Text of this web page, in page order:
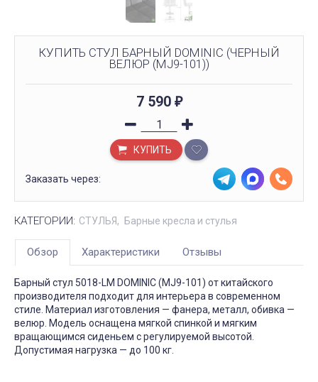
КУПИТЬ СТУЛ БАРНЫЙ DOMINIC (ЧЕРНЫЙ
ВЕЛЮР (MJ9-101))
7 590 ₽
КУПИТЬ
Заказать через:
КАТЕГОРИИ: СТУЛЬЯ Барные кресла и стулья
Обзор Характеристики Отзывы
Барный стул 5018-LM DOMINIC (MJ9-101) от китайского
производителя подходит для интерьера в современном
стиле. Материал изготовления — фанера, металл, обивка —
велюр. Модель оснащена мягкой спинкой и мягким
вращающимся сиденьем с регулируемой высотой.
Допустимая нагрузка — до 100 кг.